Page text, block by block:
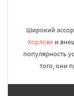
Широкий
Хорлове и
популярность
того, они